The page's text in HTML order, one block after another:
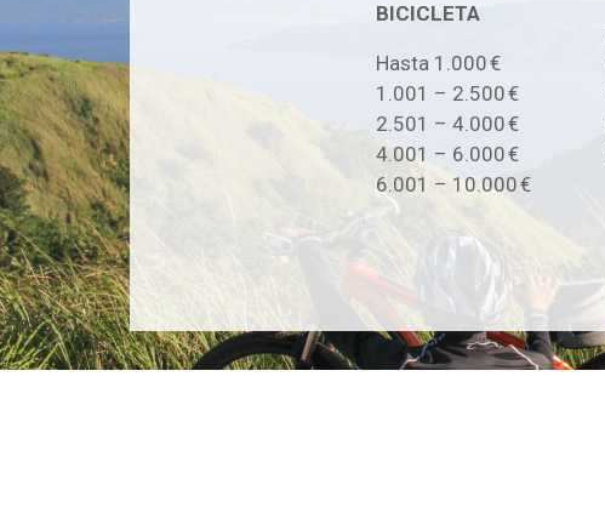
BICICLETA
Hasta 1.000 €
1.001 – 2.500 €
2.501 – 4.000 €
4.001 – 6.000 €
6.001 – 10.000 €